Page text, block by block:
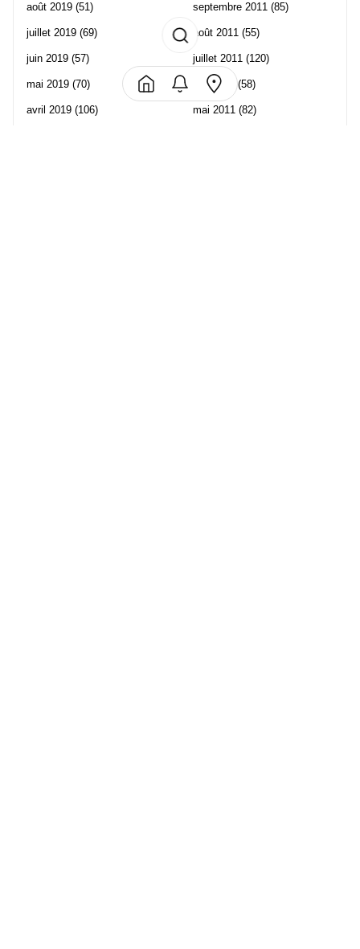
août 2019 (51)
juillet 2019 (69)
juin 2019 (57)
mai 2019 (70)
avril 2019 (106)
septembre 2011 (85)
août 2011 (55)
juillet 2011 (120)
juin 2011 (58)
mai 2011 (82)